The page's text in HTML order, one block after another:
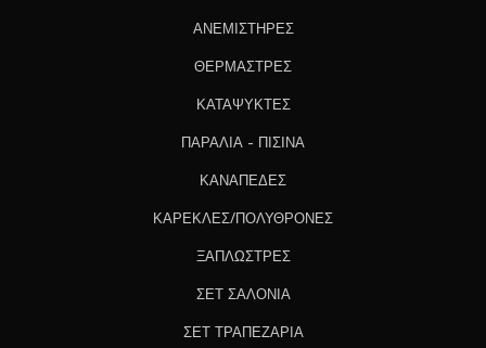
ΑΝΕΜΙΣΤΗΡΕΣ
ΘΕΡΜΑΣΤΡΕΣ
ΚΑΤΑΨΥΚΤΕΣ
ΠΑΡΑΛΙΑ – ΠΙΣΙΝΑ
ΚΑΝΑΠΕΔΕΣ
ΚΑΡΕΚΛΕΣ/ΠΟΛΥΘΡΟΝΕΣ
ΞΑΠΛΩΣΤΡΕΣ
ΣΕΤ ΣΑΛΟΝΙΑ
ΣΕΤ ΤΡΑΠΕΖΑΡΙΑ